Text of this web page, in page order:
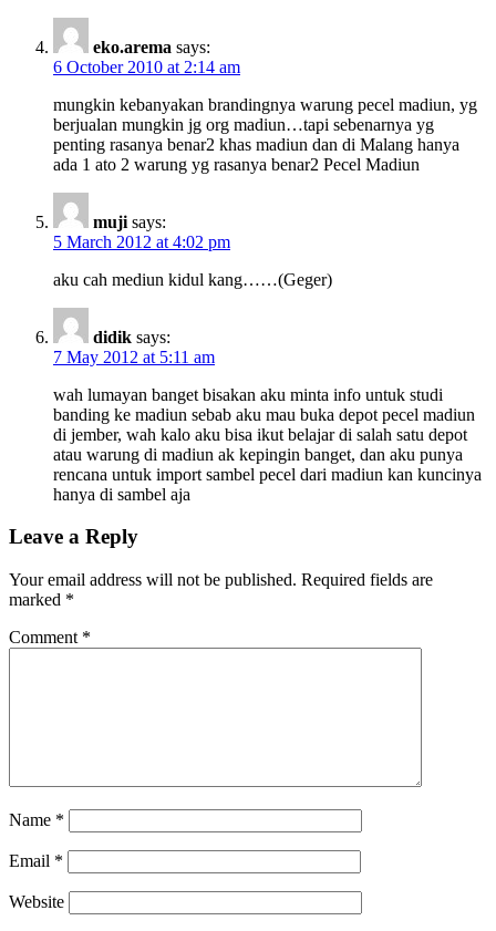
eko.arema says:
6 October 2010 at 2:14 am
mungkin kebanyakan brandingnya warung pecel madiun, yg
berjualan mungkin jg org madiun…tapi sebenarnya yg
penting rasanya benar2 khas madiun dan di Malang hanya
ada 1 ato 2 warung yg rasanya benar2 Pecel Madiun
muji says:
5 March 2012 at 4:02 pm
aku cah mediun kidul kang……(Geger)
didik says:
7 May 2012 at 5:11 am
wah lumayan banget bisakan aku minta info untuk studi
banding ke madiun sebab aku mau buka depot pecel madiun
di jember, wah kalo aku bisa ikut belajar di salah satu depot
atau warung di madiun ak kepingin banget, dan aku punya
rencana untuk import sambel pecel dari madiun kan kuncinya
hanya di sambel aja
Leave a Reply
Your email address will not be published. Required fields are
marked *
Comment *
Name *
Email *
Website